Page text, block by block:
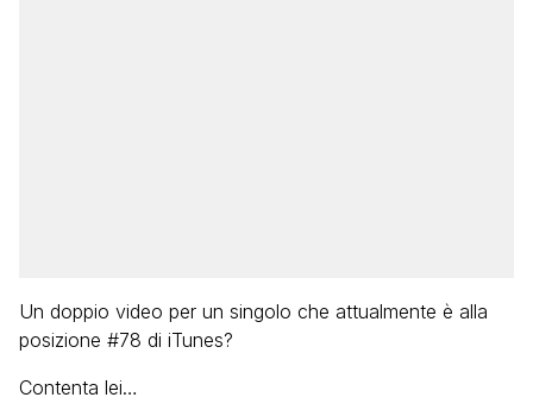
Un doppio video per un singolo che attualmente è alla
posizione #78 di iTunes?
Contenta lei…